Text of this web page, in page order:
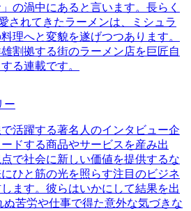
の渦中にあると言います。長らく
されてきたラーメンは、ミシュラ
理へと変貌を遂げつつあります。
割拠する街のラーメン店を巨匠自
る連載です。
ー
活躍する著名人のインタビュー企
ドする商品やサービスを産み出
で社会に新しい価値を提供するな
ひと筋の光を照らす注目のビジネ
ます。彼らはいかにして結果を出
ぬ苦労や仕事で得た意外な気づきな